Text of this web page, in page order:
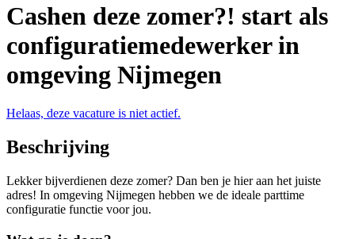
Cashen deze zomer?! start als
configuratiemedewerker in
omgeving Nijmegen
Helaas, deze vacature is niet actief.
Beschrijving
Lekker bijverdienen deze zomer? Dan ben je hier aan het juiste
adres! In omgeving Nijmegen hebben we de ideale parttime
configuratie functie voor jou.